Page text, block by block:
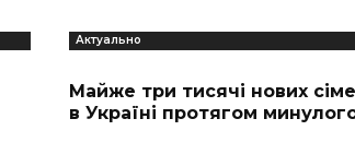
Актуально
Майже три тисячі нових
в Україні протягом